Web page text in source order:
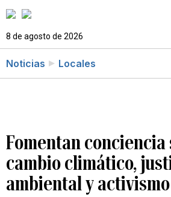
8 de agosto de 2026
Noticias Locales
Fomentan conciencia
cambio climático,
ambiental y